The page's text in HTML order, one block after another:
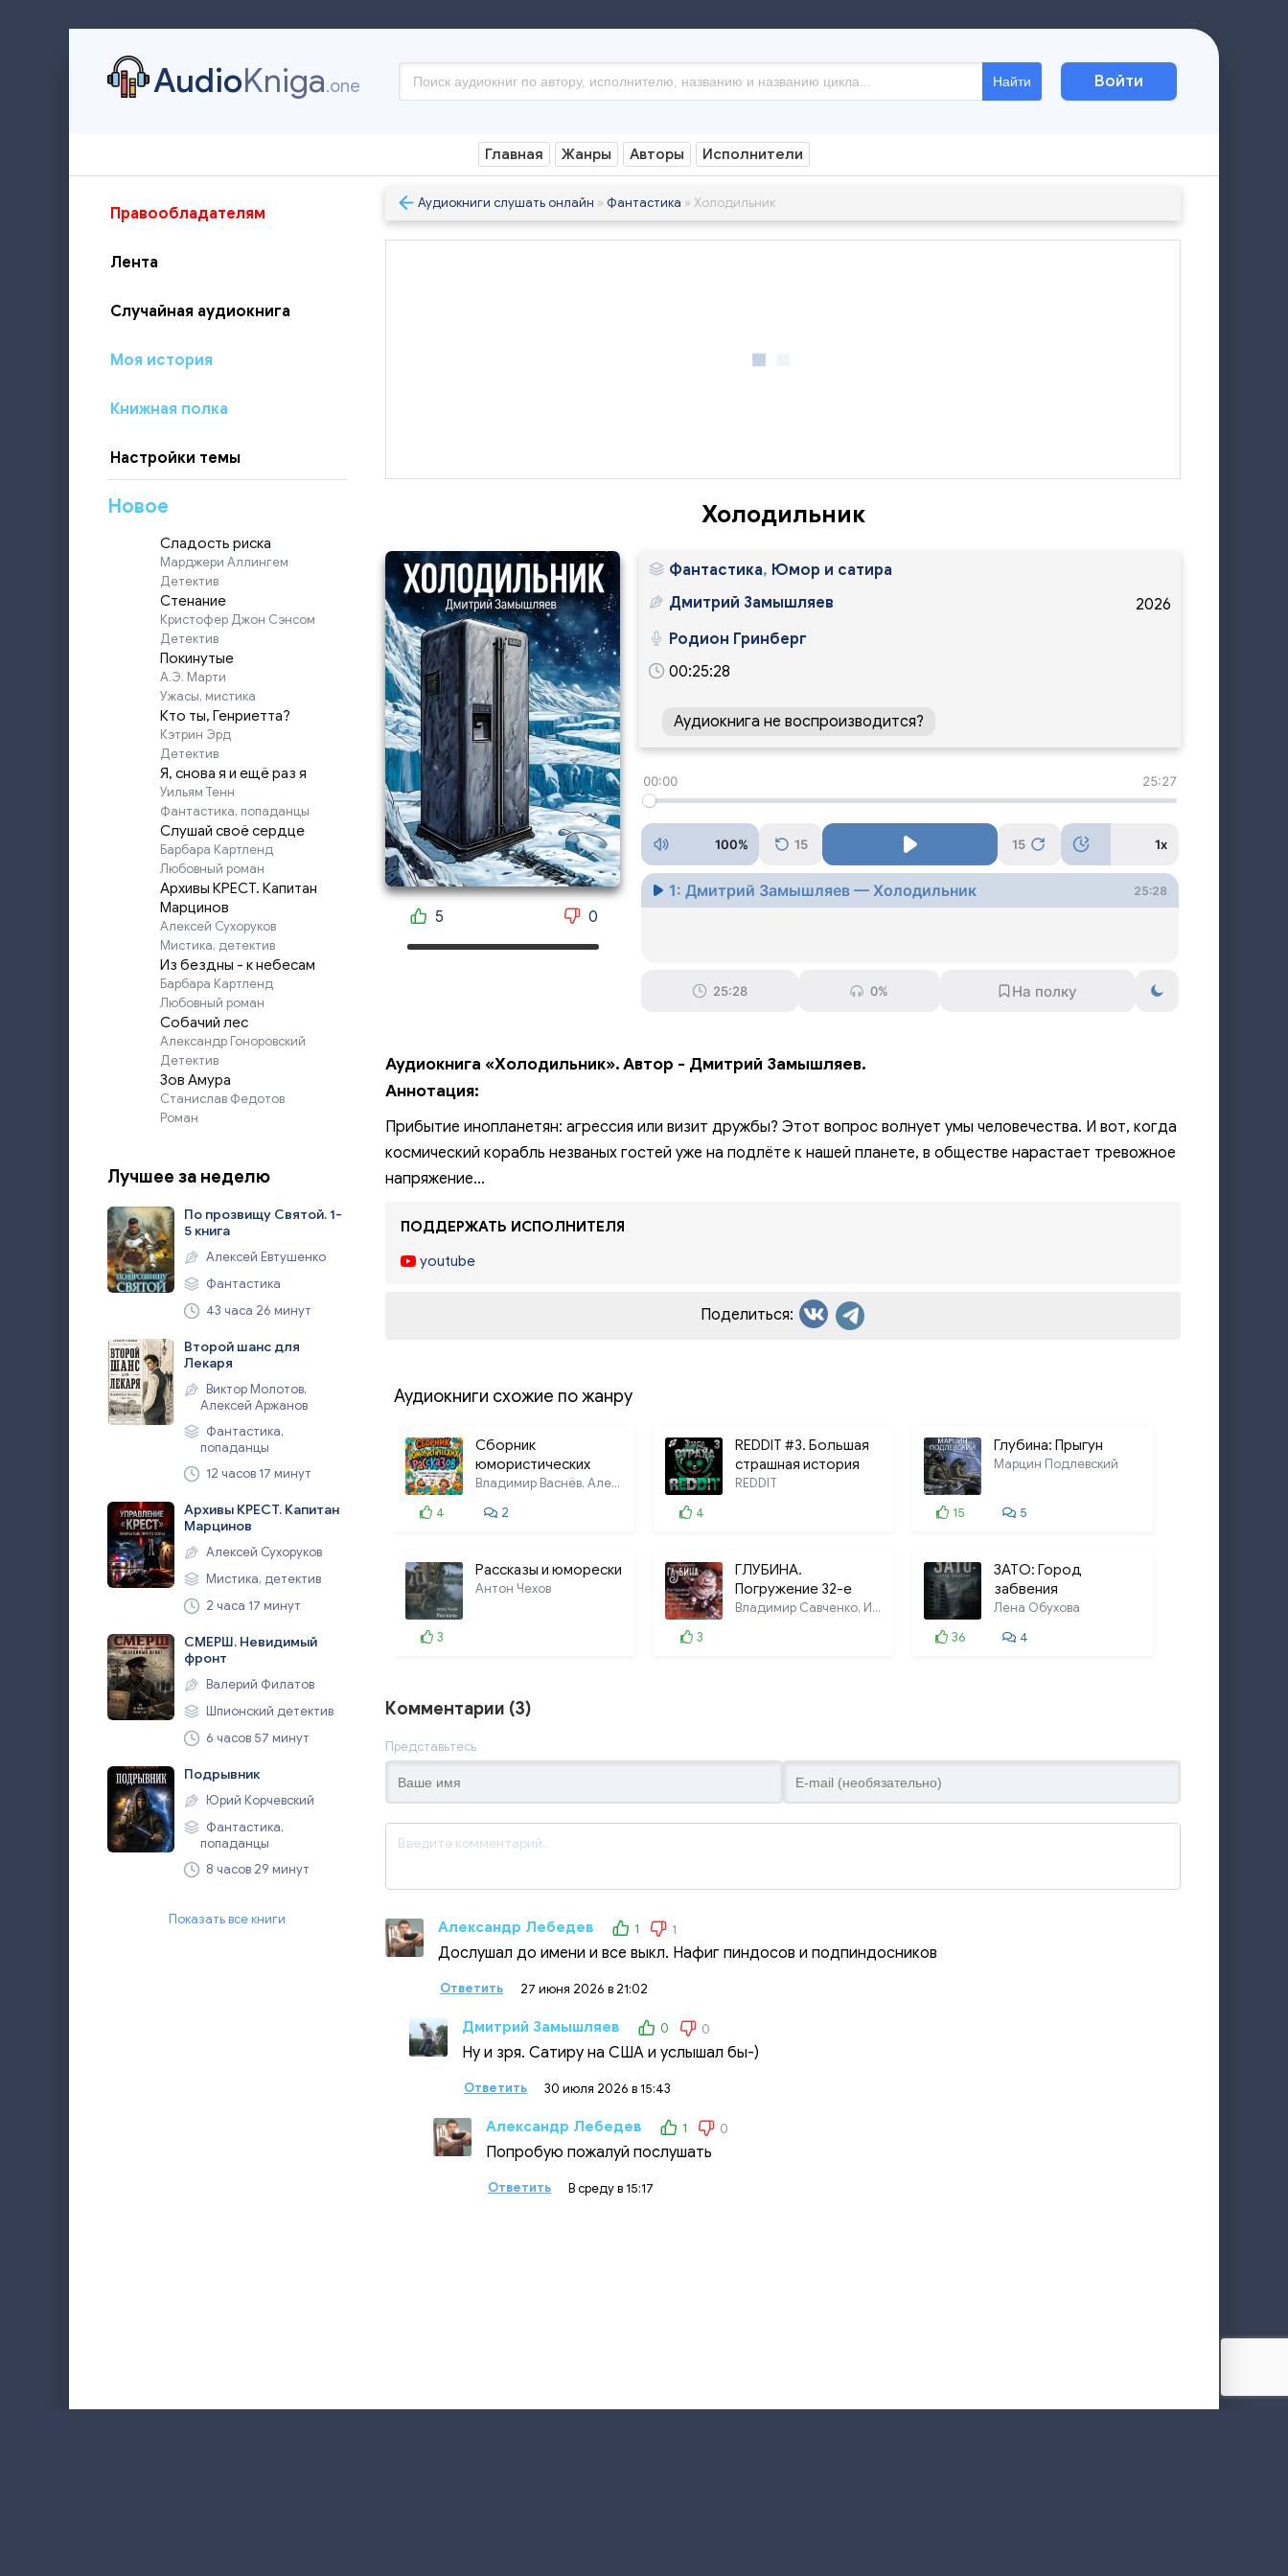
AudioKniga.one Найти Войти
Главная Жанры Авторы Исполнители
Правообладателям
Лента
Случайная аудиокнига
Моя история
Книжная полка
Настройки темы
Новое
Сладость риска
Марджери Аллингем
Детектив
Стенание
Кристофер Джон Сэнсом
Детектив
Покинутые
А.Э. Марти
Ужасы, мистика
Кто ты, Генриетта?
Кэтрин Эрд
Детектив
Я, снова я и ещё раз я
Уильям Тенн
Фантастика, попаданцы
Слушай своё сердце
Барбара Картленд
Любовный роман
Архивы КРЕСТ. Капитан
Марцинов
Алексей Сухоруков
Мистика, детектив
Из бездны - к небесам
Барбара Картленд
Любовный роман
Собачий лес
Александр Гоноровский
Детектив
Зов Амура
Станислав Федотов
Роман
Лучшее за неделю
По прозвищу Святой. 1-
5 книга
Алексей Евтушенко
Фантастика
43 часа 26 минут
Второй шанс для
Лекаря
Виктор Молотов,
Алексей Аржанов
Фантастика,
попаданцы
12 часов 17 минут
Архивы КРЕСТ. Капитан
Марцинов
Алексей Сухоруков
Мистика, детектив
2 часа 17 минут
СМЕРШ. Невидимый
фронт
Валерий Филатов
Шпионский детектив
6 часов 57 минут
Подрывник
Юрий Корчевский
Фантастика,
попаданцы
8 часов 29 минут
Показать все книги
Аудиокниги слушать онлайн » Фантастика » Холодильник
Холодильник
5 0
Фантастика, Юмор и сатира
2026
Дмитрий Замышляев
Родион Гринберг
00:25:28
Аудиокнига не воспроизводится?
00:00 25:27
100% 15 15 1x
1: Дмитрий Замышляев — Холодильник 25:28
25:28 0%
Аудиокнига «Холодильник». Автор - Дмитрий Замышляев.
Аннотация:
Прибытие инопланетян: агрессия или визит дружбы? Этот вопрос волнует умы человечества. И вот, когда
космический корабль незваных гостей уже на подлёте к нашей планете, в обществе нарастает тревожное
напряжение…
ПОДДЕРЖАТЬ ИСПОЛНИТЕЛЯ
youtube
Поделиться:
Аудиокниги схожие по жанру
Сборник
юмористических
рассказов
Владимир Васнёв, Александр Неменко,
4
2
REDDIT #3. Большая
страшная история
REDDIT
4
Глубина: Прыгун
Марцин Подлевский
15 5
Рассказы и юморески
Антон Чехов
3
ГЛУБИНА.
Погружение 32-е
Владимир Савченко, Илья Варшавский,
3
ЗАТО: Город
забвения
Лена Обухова
36
4
Комментарии (3)
Представьтесь
Александр Лебедев 1 1
Дослушал до имени и все выкл. Нафиг пиндосов и подпиндосников
Ответить 27 июня 2026 в 21:02
Дмитрий Замышляев 0 0
Ну и зря. Сатиру на США и услышал бы-)
Ответить 30 июля 2026 в 15:43
Александр Лебедев 1 0
Попробую пожалуй послушать
Ответить В среду в 15:17